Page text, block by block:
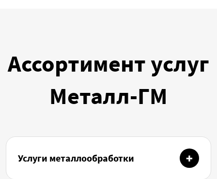
Ассортимент услуг
Металл-ГМ
Услуги металлообработки